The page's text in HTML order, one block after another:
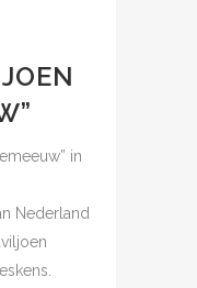
in
Nederland